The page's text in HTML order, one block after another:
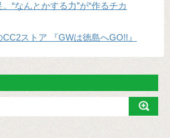
“なんとかする力”が“作るチカ
CC2ストア 『GWは徳島へGO!!』